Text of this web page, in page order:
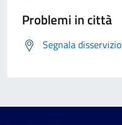
Problemi in città
Segnala disservizio